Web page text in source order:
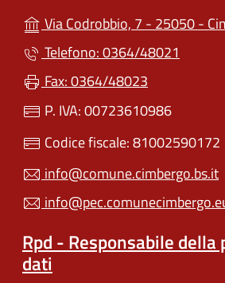
Via Codrobbio, 7 - 25050 -
Telefono: 0364/48021
Fax: 0364/48023
P. IVA: 00723610986
Codice fiscale: 81002590172
info@comune.cimbergo.bs.it
Rpd - Responsabile della
dati